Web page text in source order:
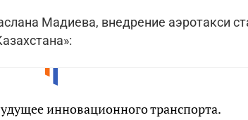
Мадиева, внедрение аэротакси
инновационного транспорта.